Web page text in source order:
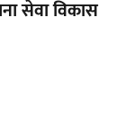
सेवा विकास